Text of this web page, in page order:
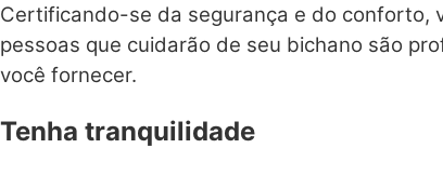
Certificando-se da segurança e do conforto,
pessoas que cuidarão de seu bichano são
você fornecer.
Tenha tranquilidade